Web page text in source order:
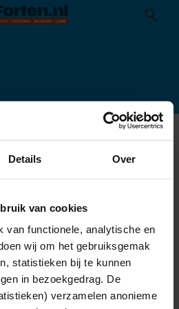
Details Over
van cookies
van functionele, analytische en
wij om het gebruiksgemak
statistieken bij te kunnen
in bezoekgedrag. De
verzamelen anonieme